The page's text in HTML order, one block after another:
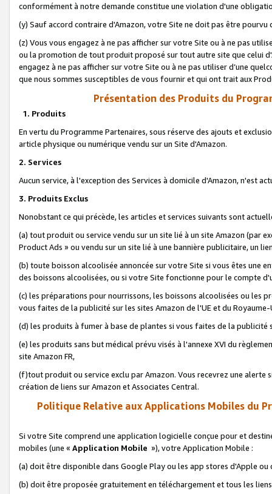
conformément à notre demande constitue une violation d'une
(y) Sauf accord contraire d'Amazon, votre Site ne doit pas être
(z) Vous vous engagez à ne pas afficher sur votre Site ou à ne pas
ou la promotion de tout produit proposé sur tout autre site que celui
engagez à ne pas afficher sur votre Site ou à ne pas utiliser d’une
que nous sommes susceptibles de vous fournir et qui ont trait aux
Présentation des Produits du
1. Produits
En vertu du Programme Partenaires, sous réserve des ajouts et
article physique ou numérique vendu sur un Site d'Amazon.
2. Services
Aucun service, à l'exception des Services à domicile d'Amazon, n'est
3. Produits Exclus
Nonobstant ce qui précède, les articles et services suivants sont
(a) tout produit ou service vendu sur un site lié à un site Amazon (par
Product Ads » ou vendu sur un site lié à une bannière publicitaire, un
(b) toute boisson alcoolisée annoncée sur votre Site si vous êtes une
des boissons alcoolisées, ou si votre Site fonctionne pour le compte
(c) les préparations pour nourrissons, les boissons alcoolisées ou les
vous faites de la publicité sur les sites Amazon de l'UE et du Royaume-
(d) les produits à fumer à base de plantes si vous faites de la publicité
(e) les produits sans but médical prévu visés à l'annexe XVI du
site Amazon FR,
(f)tout produit ou service exclu par Amazon. Vous recevrez une alerte
création de liens sur Amazon et Associates Central.
Politique Relative aux Applications Mobiles du
Si votre Site comprend une application logicielle conçue pour et
mobiles (une « Application Mobile »), votre Application Mobile :
(a) doit être disponible dans Google Play ou les app stores d'Apple ou
(b) doit être proposée gratuitement en téléchargement et tous les